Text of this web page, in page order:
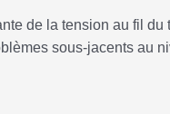
de la tension au fil du
sous-jacents au